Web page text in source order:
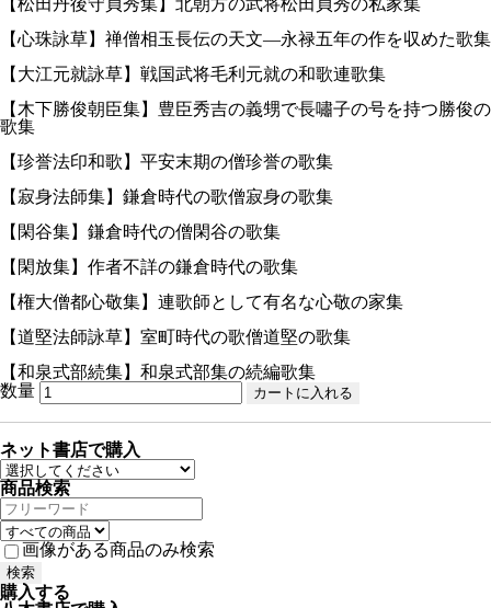
【松田丹後守貞秀集】北朝方の武将松田貞秀の私家集
【心珠詠草】禅僧相玉長伝の天文—永禄五年の作を収めた歌集
【大江元就詠草】戦国武将毛利元就の和歌連歌集
【木下勝俊朝臣集】豊臣秀吉の義甥で長嘯子の号を持つ勝俊の
歌集
【珍誉法印和歌】平安末期の僧珍誉の歌集
【寂身法師集】鎌倉時代の歌僧寂身の歌集
【閑谷集】鎌倉時代の僧閑谷の歌集
【閑放集】作者不詳の鎌倉時代の歌集
【権大僧都心敬集】連歌師として有名な心敬の家集
【道堅法師詠草】室町時代の歌僧道堅の歌集
【和泉式部続集】和泉式部集の続編歌集
数量
ネット書店で購入
商品検索
画像がある商品のみ検索
購入する